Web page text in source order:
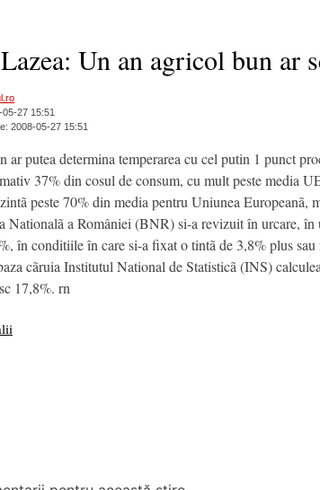
Un an agricol bun ar
27 15:51
2008-05-27 15:51
ar putea determina temperarea cu cel putin 1 punct
37% din cosul de consum, cu mult peste media
peste 70% din media pentru Uniunea
Nationalã a României (BNR) si-a revizuit în urcare,
în conditiile în care si-a fixat o tintã de 3,8% plus
cãruia Institutul National de Statisticã (INS)
17,8%. rn